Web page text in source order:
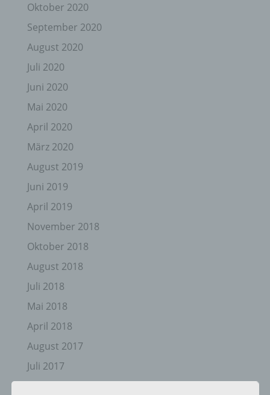
Oktober 2020
September 2020
August 2020
Juli 2020
Juni 2020
Mai 2020
April 2020
März 2020
August 2019
Juni 2019
April 2019
November 2018
Oktober 2018
August 2018
Juli 2018
Mai 2018
April 2018
August 2017
Juli 2017